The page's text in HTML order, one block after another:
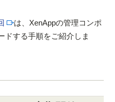
は、XenAppの管理コンポ
ドする手順をご紹介しま